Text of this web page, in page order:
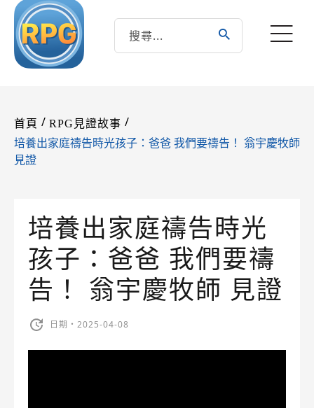
首頁 / RPG見證故事 /
培養出家庭禱告時光孩子：爸爸 我們要禱告！ 翁宇慶牧師
見證
培養出家庭禱告時光
孩子：爸爸 我們要禱
告！ 翁宇慶牧師 見證
日期・2025-04-08